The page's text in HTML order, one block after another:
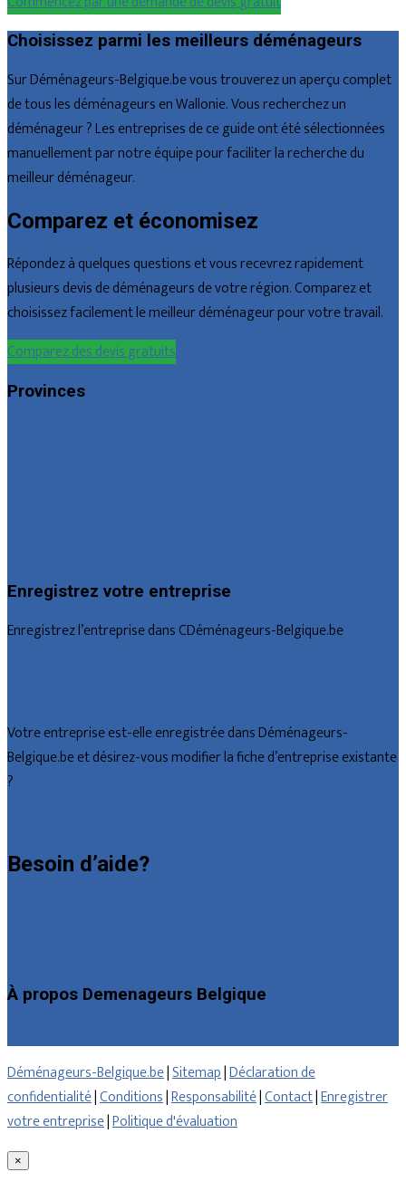
Choisissez parmi les meilleurs déménageurs
Sur Déménageurs-Belgique.be vous trouverez un aperçu complet
de tous les déménageurs en Wallonie. Vous recherchez un
déménageur ? Les entreprises de ce guide ont été sélectionnées
manuellement par notre équipe pour faciliter la recherche du
meilleur déménageur.
Comparez et économisez
Répondez à quelques questions et vous recevrez rapidement
plusieurs devis de déménageurs de votre région. Comparez et
choisissez facilement le meilleur déménageur pour votre travail.
Comparez des devis gratuits
Provinces
Enregistrez votre entreprise
Enregistrez l’entreprise dans CDéménageurs-Belgique.be
Votre entreprise est-elle enregistrée dans Déménageurs-
Belgique.be et désirez-vous modifier la fiche d’entreprise existante
?
Besoin d’aide?
À propos Demenageurs Belgique
Déménageurs-Belgique.be|Sitemap|Déclaration de
confidentialité|Conditions|Responsabilité|Contact|Enregistrer
votre entreprise|Politique d'évaluation
×